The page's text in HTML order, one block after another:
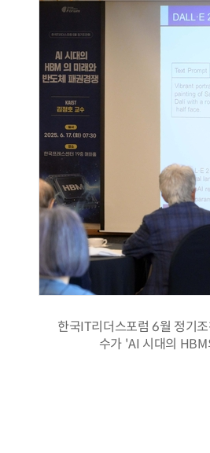
한국IT리더스포럼 6월 정기
수가 'AI 시대의